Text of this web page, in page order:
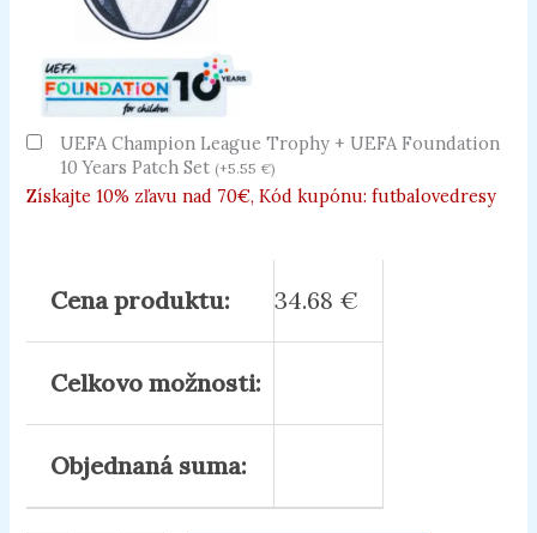
UEFA Champion League Trophy + UEFA Foundation
10 Years Patch Set (+5.55 €)
Získajte 10% zľavu nad 70€, Kód kupónu: futbalovedresy
Cena produktu: 34.68 €
Celkovo možnosti:
Objednaná suma: